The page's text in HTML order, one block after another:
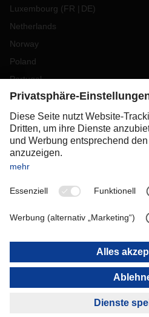
Luxembourg (FR DE)
Netherlands
Norway
Poland
Portugal
Romania
Slovakia
Spain
Sweden
Switzerland
OCEANIA